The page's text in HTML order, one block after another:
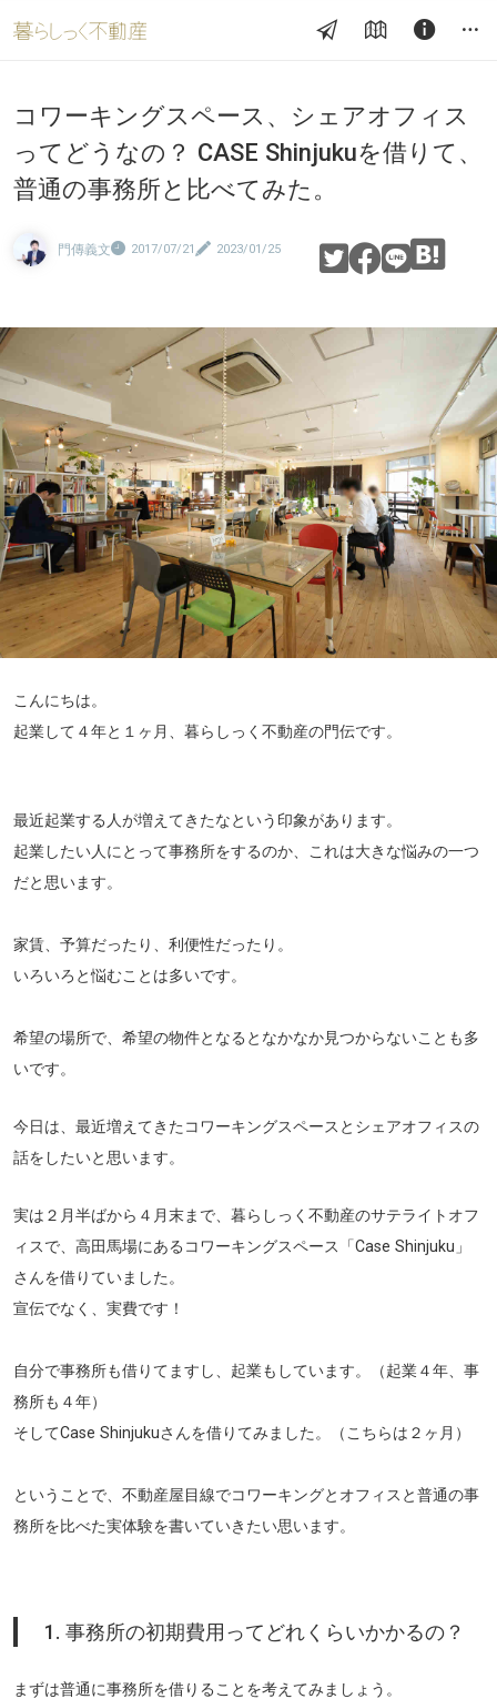
コワーキングスペース、シェアオフィス
ってどうなの？ CASE Shinjukuを借りて、
普通の事務所と比べてみた。
門傳義文 2017/07/21 2023/01/25
こんにちは。
起業して４年と１ヶ月、暮らしっく不動産の門伝です。
最近起業する人が増えてきたなという印象があります。
起業したい人にとって事務所をするのか、これは大きな悩みの一つ
だと思います。
家賃、予算だったり、利便性だったり。
いろいろと悩むことは多いです。
希望の場所で、希望の物件となるとなかなか見つからないことも多
いです。
今日は、最近増えてきたコワーキングスペースとシェアオフィスの
話をしたいと思います。
実は２月半ばから４月末まで、暮らしっく不動産のサテライトオフ
ィスで、高田馬場にあるコワーキングスペース「Case Shinjuku」
さんを借りていました。
宣伝でなく、実費です！
自分で事務所も借りてますし、起業もしています。（起業４年、事
務所も４年）
そしてCase Shinjukuさんを借りてみました。（こちらは２ヶ月）
ということで、不動産屋目線でコワーキングとオフィスと普通の事
務所を比べた実体験を書いていきたい思います。
1. 事務所の初期費用ってどれくらいかかるの？
まずは普通に事務所を借りることを考えてみましょう。